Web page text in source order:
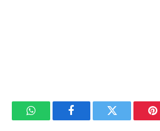
WhatsAppFacebookTwitter